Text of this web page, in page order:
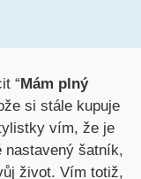
“ Mám plný
si stále kupuje
vím, že je
nastavený šatník,
život. Vím totiž,